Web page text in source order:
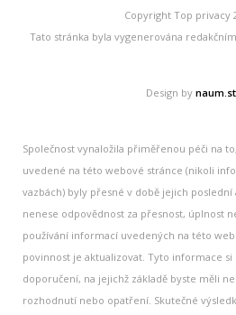
Copyright Top privacy
Tato stránka byla vygenerována
Design by
Společnost vynaložila přiměřenou péči na
uvedené na této webové stránce (nikoli
vazbách) byly přesné v době jejich poslední
nenese odpovědnost za přesnost, úplnost
používání informací uvedených na této
povinnost je aktualizovat. Tyto informace
doporučení, na jejichž základě byste měli
rozhodnutí nebo opatření. Skutečné